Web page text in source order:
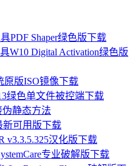
PDF Shaper绿色版下载
W10 Digital Activation绿色版
原版ISO镜像下载
绿色单文件被控端下载
伪静态方法
新可用版下载
v3.3.5.325汉化版下载
专业破解版下载